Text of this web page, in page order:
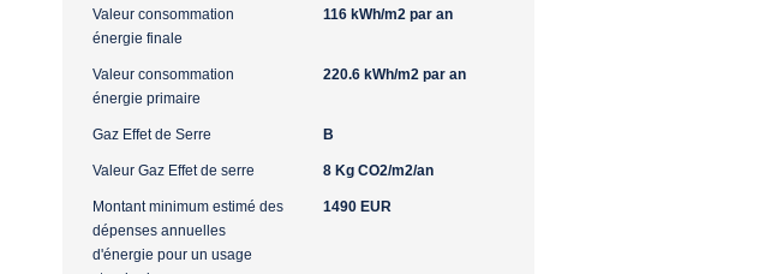
Valeur consommation
énergie finale
116 kWh/m2 par an
Valeur consommation
énergie primaire
220.6 kWh/m2 par an
Gaz Effet de Serre B
Valeur Gaz Effet de serre 8 Kg CO2/m2/an
Montant minimum estimé des
dépenses annuelles
d'énergie pour un usage
1490 EUR